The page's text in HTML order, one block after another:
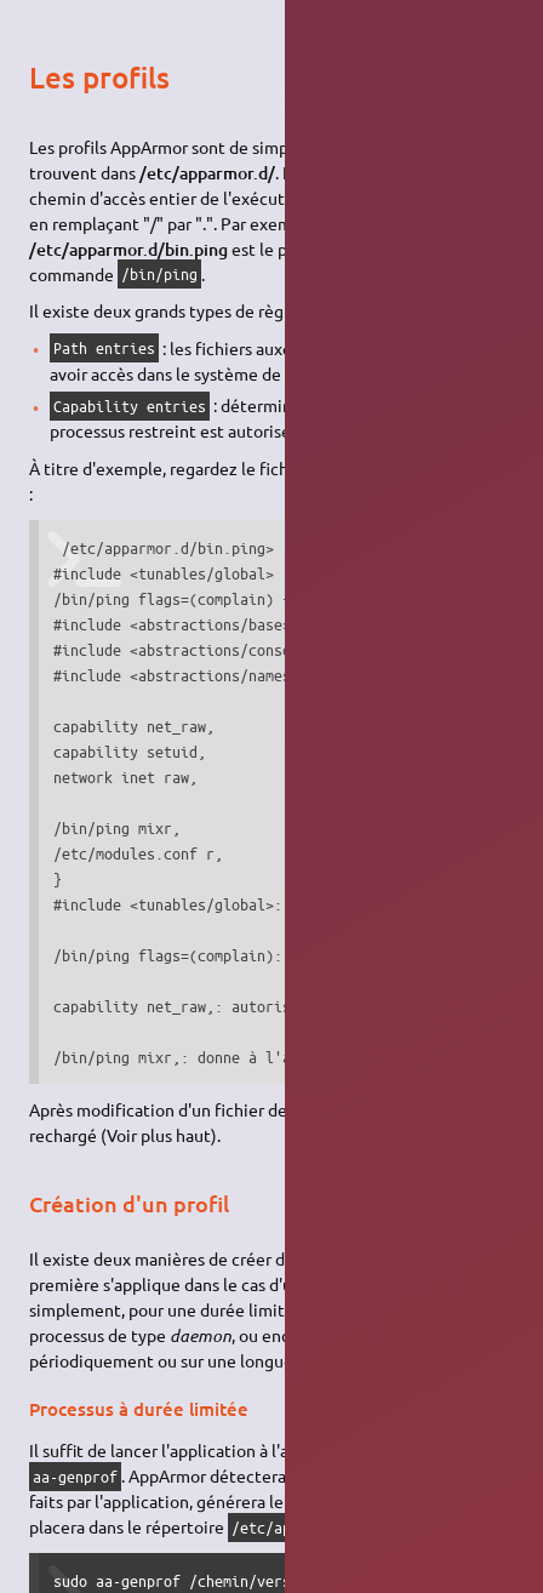
Les profils
Les profils AppArmor sont de simples fichiers texte qui se
trouvent dans /etc/apparmor.d/. Les fichiers portent le nom du
chemin d'accès entier de l'exécutable dont ils sont les profils
en remplaçant "/" par ".". Par exemple
/etc/apparmor.d/bin.pingest le profil AppArmor de la
commande /bin/ping .
Il existe deux grands types de règles utilisées dans les profils :
Path entries : les fichiers auxquels une application peut
avoir accès dans le système de fichier.
Capability entries : détermine les privilèges qu'un
processus restreint est autorisé à utiliser.
À titre d'exemple, regardez le fichier
:
/etc/apparmor.d/bin.ping>
#include <tunables/global>
/bin/ping flags=(complain) {
#include <abstractions/base>
#include <abstractions/consoles>
#include <abstractions/nameservice>
capability net_raw,
capability setuid,
network inet raw,
/bin/ping mixr,
/etc/modules.conf r,
}
#include <tunables/global>: directives d'inclusion
/bin/ping flags=(complain): chemin de l'exécutable et
capability net_raw,: autorise l'application à accéder à la
/bin/ping mixr,: donne à l'application les droits de
Après modification d'un fichier de profil, le profil doit être
rechargé (Voir plus haut).
Création d'un profil
Il existe deux manières de créer de nouveaux profils. La
première s'applique dans le cas d'un processus qui s'exécute
simplement, pour une durée limitée. La seconde s'applique aux
processus de type daemon, ou encore aux processus exécutés
périodiquement ou sur une longue période.
Processus à durée limitée
Il suffit de lancer l'application à l'aide de la commande
aa-genprof . AppArmor détectera automatiquement les accès
faits par l'application, générera le fichier profil approprié et le
placera dans le répertoire /etc/apparmor.d
sudo aa-genprof /chemin/vers/mon/processus